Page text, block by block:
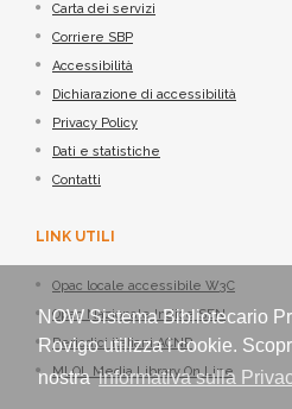
NOW Sistema Bibliotecario
Rovigo utilizza i cookie.
nostrainformativa sulla
Carta dei servizi
Corriere SBP
Accessibilità
Dichiarazione di accessibilità
Privacy Policy
Dati e statistiche
Contatti
LINK UTILI
Opac locale accessibile W3C
Opac Nazionale Indice SBN
Periodici italiani ACNP
MLOL Media Library On Line